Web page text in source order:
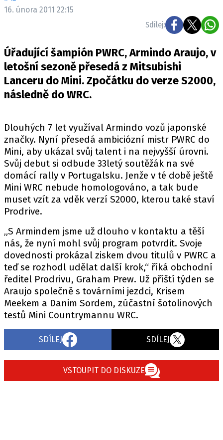
TRH S ELEKTROMOBILY
RALLY
ROZHOVORY
DAKAR
Z DOMOVA
ZE SVĚTA
MOTORSPORT
ČEŠI V AKCI
FIA CEZ & POHÁRY
MEZINÁRODNÍ SCÉNA
SLEDUJTE NÁS NA|
Máte příběh, fotku nebo video?
Pošlete e-mail na autoroad.cz
ETICKÝ KODEX
16. února 2011 22:15
Sdílej:
Úřadující šampión PWRC, Armindo Araujo, v
letošní sezoně přesedá z Mitsubishi
Lanceru do Mini. Zpočátku do verze S2000,
následně do WRC.
Dlouhých 7 let využíval Armindo vozů japonské
značky. Nyní přesedá ambiciózní mistr PWRC do
Mini, aby ukázal svůj talent i na nejvyšší úrovni.
Svůj debut si odbude 33letý soutěžák na své
domácí rally v Portugalsku. Jenže v té době ještě
Mini WRC nebude homologováno, a tak bude
muset vzít za vděk verzí S2000, kterou také staví
Prodrive.
„S Armindem jsme už dlouho v kontaktu a těší
nás, že nyní mohl svůj program potvrdit. Svoje
dovednosti prokázal ziskem dvou titulů v PWRC a
teď se rozhodl udělat další krok,“ říká obchodní
ředitel Prodrivu, Graham Prew. Už příští týden se
Araujo společně s továrními jezdci, Krisem
Meekem a Danim Sordem, zúčastní šotolinových
testů Mini Countrymannu WRC.
SDÍLEJ SDÍLEJ
VSTOUPIT DO DISKUZE